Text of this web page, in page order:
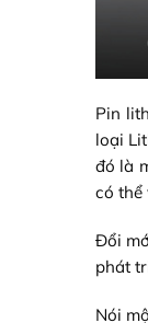
Pin
loại
đó là
có thể
Đổi
phát
Nói